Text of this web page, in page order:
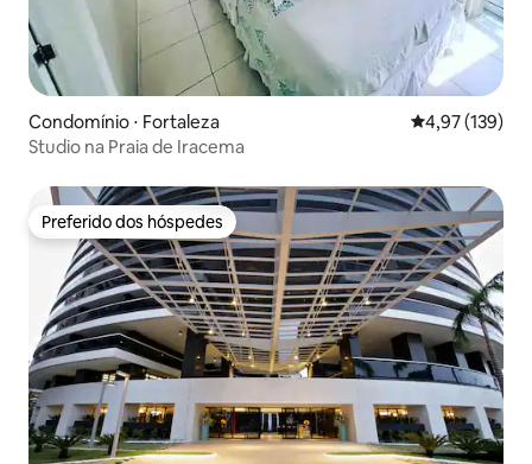
Condomínio ⋅ Fortaleza 4,97 de uma
4,97 (139)
Studio na Praia de Iracema
Preferido dos hóspedes
Preferido dos hóspedes